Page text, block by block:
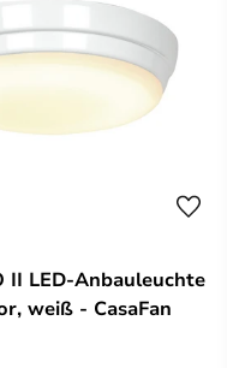
II LED-Anbauleuchte
weiß - CasaFan